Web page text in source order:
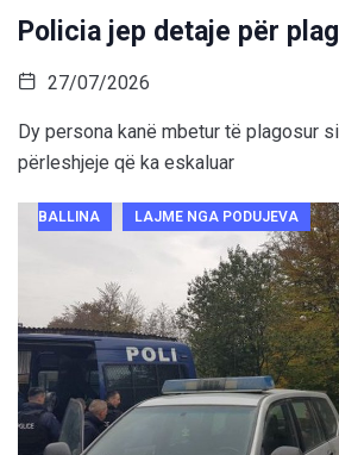
Policia jep detaje për
27/07/2026
Dy persona kanë mbetur të plagosur
përleshjeje që ka eskaluar
BALLINA LAJME NGA PODUJEVA